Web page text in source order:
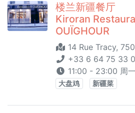
楼兰新疆餐厅
Kiroran
OUÏGHOUR
14 Rue Tracy,
+33 6 64 75 33
11:00 - 23:00 周
大盘鸡 新疆菜